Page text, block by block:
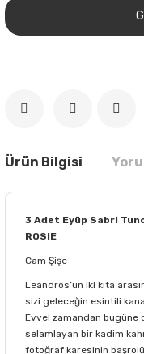
Ürün Bilgisi
3 Adet Eyüp Sabri
ROSIE
Cam Şişe
Leandros’un iki kıta
sizi geleceğin esintili
Evvel zamandan bugüne
selamlayan bir kadim
fotoğraf karesinin